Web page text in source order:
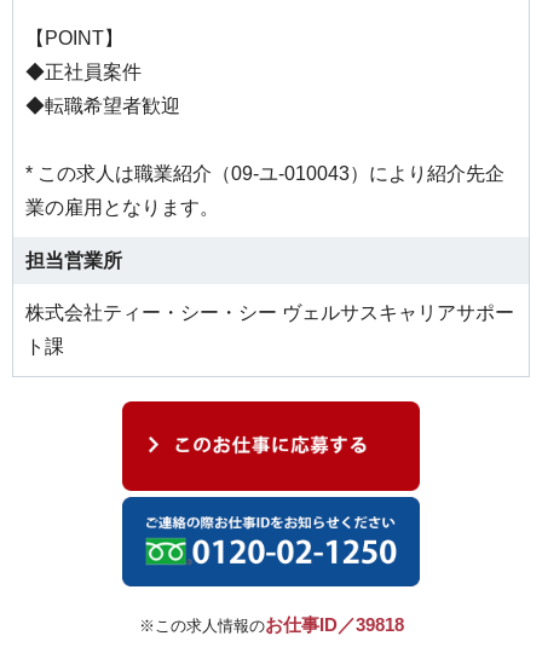
【POINT】
◆正社員案件
◆転職希望者歓迎
* この求人は職業紹介（09-ユ-010043）により紹介先企
業の雇用となります。
担当営業所
株式会社ティー・シー・シー ヴェルサスキャリアサポー
ト課
※この求人情報のお仕事ID／39818